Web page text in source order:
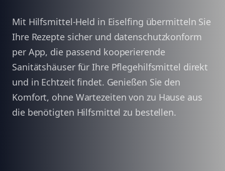
Mit Hilfsmittel-Held in Eiselfing übermitteln Sie
Ihre Rezepte sicher und datenschutzkonform
per App, die passend kooperierende
Sanitätshäuser für Ihre Pflegehilfsmittel direkt
und in Echtzeit findet. Genießen Sie den
Komfort, ohne Wartezeiten von zu Hause aus
die benötigten Hilfsmittel zu bestellen.